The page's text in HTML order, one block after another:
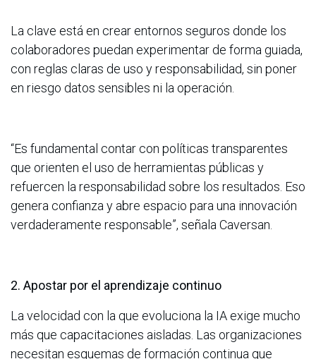
La clave está en crear entornos seguros donde los
colaboradores puedan experimentar de forma guiada,
con reglas claras de uso y responsabilidad, sin poner
en riesgo datos sensibles ni la operación.
“Es fundamental contar con políticas transparentes
que orienten el uso de herramientas públicas y
refuercen la responsabilidad sobre los resultados. Eso
genera confianza y abre espacio para una innovación
verdaderamente responsable”, señala Caversan.
2. Apostar por el aprendizaje continuo
La velocidad con la que evoluciona la IA exige mucho
más que capacitaciones aisladas. Las organizaciones
necesitan esquemas de formación continua que